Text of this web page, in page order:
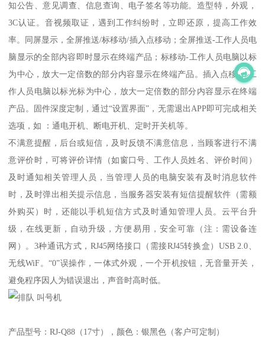
知公告、意见调查、信息查询、电子签名等功能。造型特，外观，
3C认证。音视频取证，遇到工作纠纷时，立即还原，提高工作效
率。同屏显示，全屏推送/标移动/插入点移动；全屏推送-工作人员电
脑显示的全部内容即时显示在终端产品；标移动-工作人员电脑以标
为中心，放大一定倍数的部分内容显示在终端产品。插入点移动-工
作人员电脑以标光标为中心，放大一定倍数的部分内容显示在终端
产品。固件深度定制，通过“设置界面”，无需退出APP即可完成相关
选项，如 ：通电开机、断电开机、定时开关机等。
不满意提醒，后台或短信，及时反馈不满意信息，当顾客进行不满
意评价时，可将评价详情（如窗口号、工作人员姓名、评价时间）
及时通知相关管理人员，当管理人员的电脑安装有及时消息软件
时，及时弹出相关提示信息，当服务器安装有短信提醒软件（需额
外购买）时，还能以手机短信方式及时通知管理人员。云平台升
级，在线更新，自动升级，方便易用，安全可靠（注：需设备连
网）。3种通讯方式，RJ45网络接口（需接RJ45转换盒）USB 2.0、
无线WiF。“0”误操作，一体式外观，一个开机按钮，无音量开关，
避免程序因人为错误退出，声音时高时低。
产品型号：RJ-Q88（17寸），颜色：银黑色（客户可定制）